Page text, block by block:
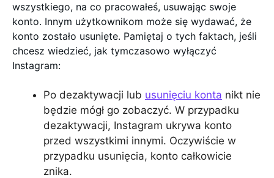
wszystkiego, na co pracowałeś, usuwając swoje
konto. Innym użytkownikom może się wydawać, że
konto zostało usunięte. Pamiętaj o tych faktach, jeśli
chcesz wiedzieć, jak tymczasowo wyłączyć
Instagram:
Po dezaktywacji lub usunięciu konta nikt nie
będzie mógł go zobaczyć. W przypadku
dezaktywacji, Instagram ukrywa konto
przed wszystkimi innymi. Oczywiście w
przypadku usunięcia, konto całkowicie
znika.